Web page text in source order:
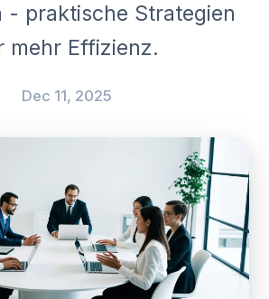
- praktische Strategien
mehr Effizienz.
Dec 11, 2025